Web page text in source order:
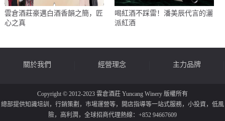
雲倉酒莊豪邁白酒香韻之簡，匠
心之真
喝紅酒不踩雷！潘美辰代言的灑
派紅酒
關於我們 經營理念 主力品牌
Copyright © 2012-2023 雲倉酒莊 Yuncang Winery 版權所有
總部提供知識培訓，行銷策劃，市場運營等，開店指導等一站式服務，小投資，低風
險，高利潤，全球招商代理熱線：+852 94667609